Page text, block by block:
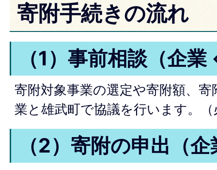
寄附手続きの流れ
（1）事前相談（企
寄附対象事業の選定や寄附額、
業と雄武町で協議を行います。
（2）寄附の申出（